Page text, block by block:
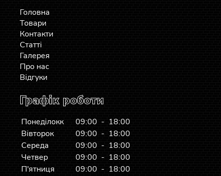
Головна
Товари
Контакти
Статті
Галерея
Про нас
Відгуки
Графік роботи
Понеділокк
09:00 - 18:00
Вівторок
09:00 - 18:00
Середа
09:00 - 18:00
Четвер
09:00 - 18:00
П'ятниця
09:00 - 18:00